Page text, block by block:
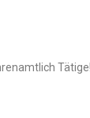
Tätige!